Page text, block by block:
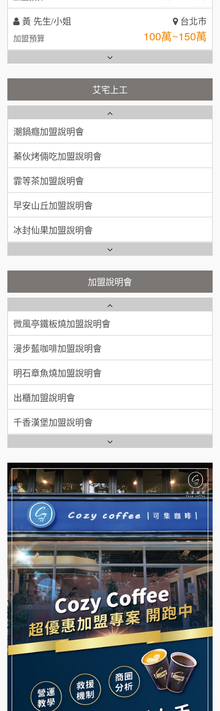
林 先生/小姐 屏東縣
加盟預算 100萬 ~ 200萬
吳 先生/小姐 屏東縣
加盟預算 100萬~200萬
周 先生/小姐 台北
加盟預算 100萬 ~150萬
徐 先生/小姐 新北市
加盟預算
何 先生/小姐
加盟預算
呂 先生/小姐
加盟預算 200萬~400萬
顏 先生/小姐 台北市
廖 先生/小姐 高雄市
加盟預算
艾宅上工
全家加盟說明會
台灣G湯加盟說明會
NU PASTA義大利麵加盟說明會
潮鍋癮加盟說明會
蓁伙烤倆吃加盟說明會
霏等茶加盟說明會
早安山丘加盟說明會
冰封仙果加盟說明會
Ramble Café 漫步藍咖啡加盟說明會
微風亭鐵板燒加盟說明會
【曉妍美妝】誠徵行政櫃檯
自助洗衣店誠徵代洗收送人員(台中市)
MUSHEN徵SPA美容芳療師
日十。早午食加盟說明會
拾鑶火鍋加盟說明會
全家加盟說明會
台灣G湯加盟說明會
彭富貴加盟說明會
NU PASTA義大利麵加盟說明會
潮鍋癮加盟說明會
蓁伙烤倆吃加盟說明會
霏等茶加盟說明會
早安山丘加盟說明會
冰封仙果加盟說明會
Ramble Café 漫步藍咖啡加盟說明會
微風亭鐵板燒加盟說明會
鮮茶道加盟說明會
加盟說明會
藍象廷泰式火鍋加盟說明會
日十。早午食加盟說明會
上宇林加盟說明會
莫尼早餐Morni加盟說明會
手作功夫茶加盟說明會
SHARE TEA歇腳亭加盟說明會
潮味決-湯滷專門店加盟說明會
鮮茶道加盟說明會
微風亭鐵板燒加盟說明會
漫步藍咖啡加盟說明會
明石章魚燒加盟說明會
出櫃加盟說明會
千香漢堡加盟說明會
七盞茶加盟說明會
拉亞漢堡加盟說明會
杜芳子古味茶鋪加盟說明會
優握握×酸奶大獅加盟說明會
冬城門加盟說明會
拾鑶火鍋加盟說明會
阿性情趣無人販售所加盟明會
龍涎居好湯加盟說明會
舒油頭加盟說明會
韓金量加盟說明會
Mr.Wish加盟說明會